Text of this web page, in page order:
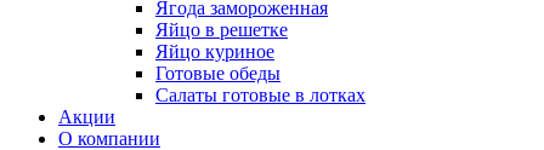
Ягода замороженная
Яйцо в решетке
Яйцо куриное
Готовые обеды
Салаты готовые в лотках
Акции
О компании